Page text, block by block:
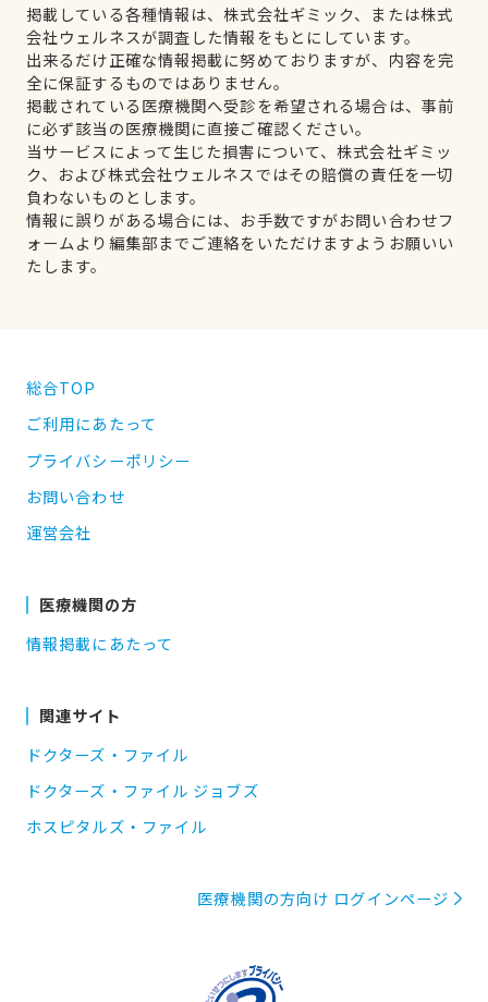
掲載している各種情報は、株式会社ギミック、または株式
会社ウェルネスが調査した情報をもとにしています。
出来るだけ正確な情報掲載に努めておりますが、内容を完
全に保証するものではありません。
掲載されている医療機関へ受診を希望される場合は、事前
に必ず該当の医療機関に直接ご確認ください。
当サービスによって生じた損害について、株式会社ギミッ
ク、および株式会社ウェルネスではその賠償の責任を一切
負わないものとします。
情報に誤りがある場合には、お手数ですがお問い合わせフ
ォームより編集部までご連絡をいただけますようお願いい
たします。
総合TOP
ご利用にあたって
プライバシーポリシー
お問い合わせ
運営会社
医療機関の方
情報掲載にあたって
関連サイト
ドクターズ・ファイル
ドクターズ・ファイル ジョブズ
ホスピタルズ・ファイル
医療機関の方向け ログインページ